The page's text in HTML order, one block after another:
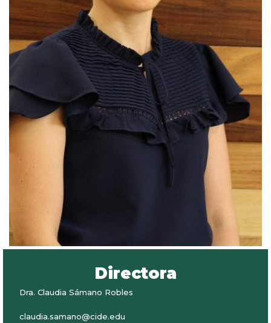
Directora
Dra. Claudia Sámano Robles
claudia.samano@cide.edu